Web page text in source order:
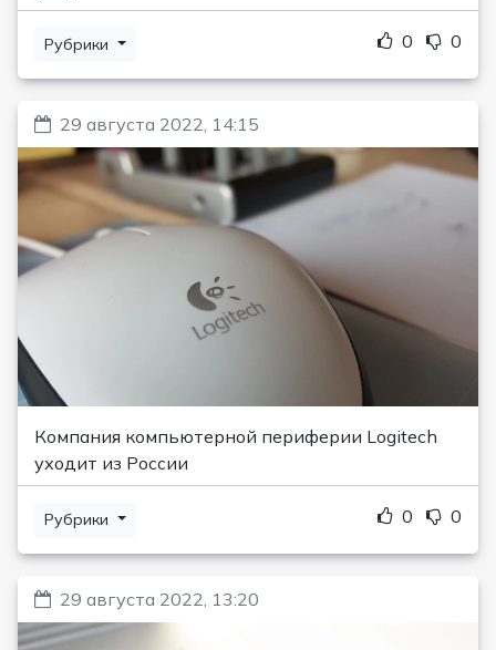
Рубрики 0 0
29 августа 2022, 14:15
Компания компьютерной периферии Logitech
уходит из России
Рубрики 0 0
29 августа 2022, 13:20